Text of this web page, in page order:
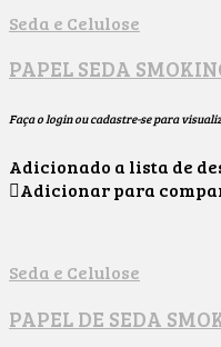
Seda e Celulose
PAPEL SEDA
Faça o login ou cadastre-se para
Adicionado a lista de
Adicionar para
Seda e Celulose
PAPEL DE SEDA